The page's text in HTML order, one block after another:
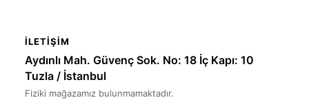
İLETIŞIM
Aydınlı Mah. Güvenç Sok. No: 18 İç Kapı: 10
Tuzla / İstanbul
Fiziki mağazamız bulunmamaktadır.